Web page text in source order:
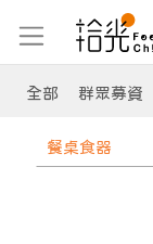
全部 群眾募資
餐桌食器